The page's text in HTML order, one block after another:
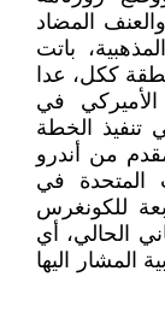
المضاد
باتت
ككل، عدا
في
تنفيذ الخطة
من أندرو
المتحدة في
للكونغرس
الحالي، أي
المشار اليها